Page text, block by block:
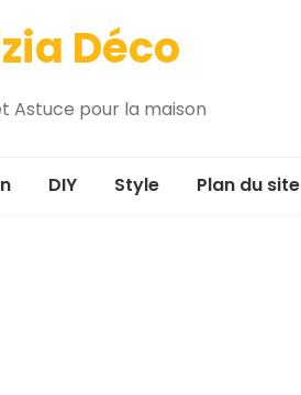
Déco
Astuce pour la maison
DIY Style Plan du site